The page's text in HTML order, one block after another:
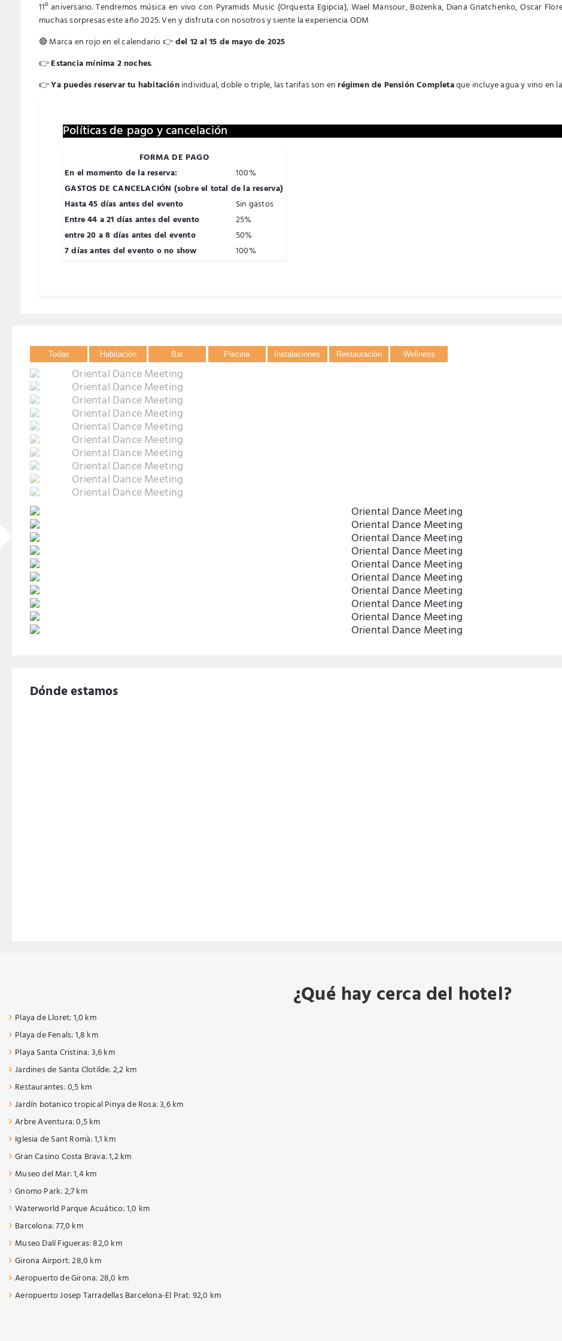
11º aniversario. Tendremos música en vivo con Pyramids Music (Orquesta Egipcia), Wael Mansour, Bozenka, Diana Gnatchenko, Oscar
muchas sorpresas este año 2025. Ven y disfruta con nosotros y siente la experiencia ODM
🔴 Marca en rojo en el calendario 👉del 12 al 15 de mayo de 2025
👉Estancia mínima 2 noches.
👉Ya puedes reservar tu habitaciónindividual, doble o triple, las tarifas son enrégimen de Pensión Completaque incluye agua y vino en
Políticas de pago y cancelación
FORMA DE PAGO
En el momento de la reserva:
100%
GASTOS DE CANCELACIÓN (sobre el total de la reserva)
Hasta 45 días antes del evento
Sin gastos
Entre 44 a 21 días antes del evento
25%
entre 20 a 8 días antes del evento
50%
7 días antes del evento o no show
100%
Todas Habitación Bar Piscina Instalaciones Restauración Wellness
Dónde estamos
¿Qué hay cerca del hotel?
Playa de Lloret: 1,0 km
Playa de Fenals: 1,8 km
Playa Santa Cristina: 3,6 km
Jardines de Santa Clotilde: 2,2 km
Restaurantes: 0,5 km
Jardín botanico tropical Pinya de Rosa: 3,6 km
Arbre Aventura: 0,5 km
Iglesia de Sant Romà: 1,1 km
Gran Casino Costa Brava: 1,2 km
Museo del Mar: 1,4 km
Gnomo Park: 2,7 km
Waterworld Parque Acuático: 1,0 km
Barcelona: 77,0 km
Museo Dalí Figueras: 82,0 km
Girona Airport: 28,0 km
Aeropuerto de Girona: 28,0 km
Aeropuerto Josep Tarradellas Barcelona-El Prat: 92,0 km